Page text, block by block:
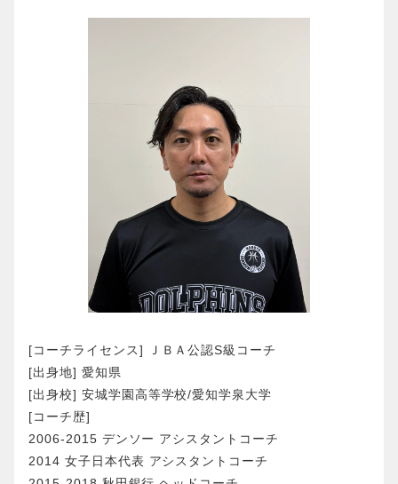
[コーチライセンス] ＪＢＡ公認S級コーチ
[出身地] 愛知県
[出身校] 安城学園高等学校/愛知学泉大学
[コーチ歴]
2006-2015 デンソー アシスタントコーチ
2014 女子日本代表 アシスタントコーチ